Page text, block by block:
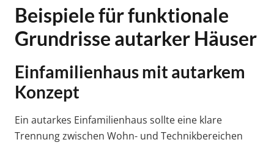
Beispiele für funktionale
Grundrisse autarker Häuser
Einfamilienhaus mit autarkem
Konzept
Ein autarkes Einfamilienhaus sollte eine klare
Trennung zwischen Wohn- und Technikbereichen